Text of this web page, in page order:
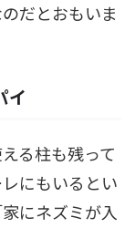
だとおもいま
イ
る柱も残って
にもいるとい
にネズミが入